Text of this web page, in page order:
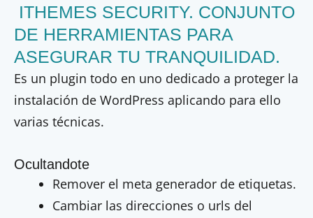
ITHEMES SECURITY. CONJUNTO
DE HERRAMIENTAS PARA
ASEGURAR TU TRANQUILIDAD.
Es un plugin todo en uno dedicado a proteger la
instalación de WordPress aplicando para ello
varias técnicas.
Ocultandote
Remover el meta generador de etiquetas.
Cambiar las direcciones o urls del